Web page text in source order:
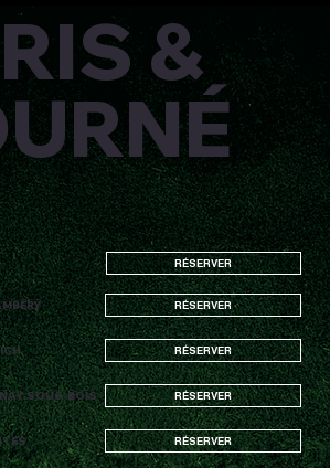
RÉSERVER
RÉSERVER
RÉSERVER
SOUS-BOIS RÉSERVER
RÉSERVER
&